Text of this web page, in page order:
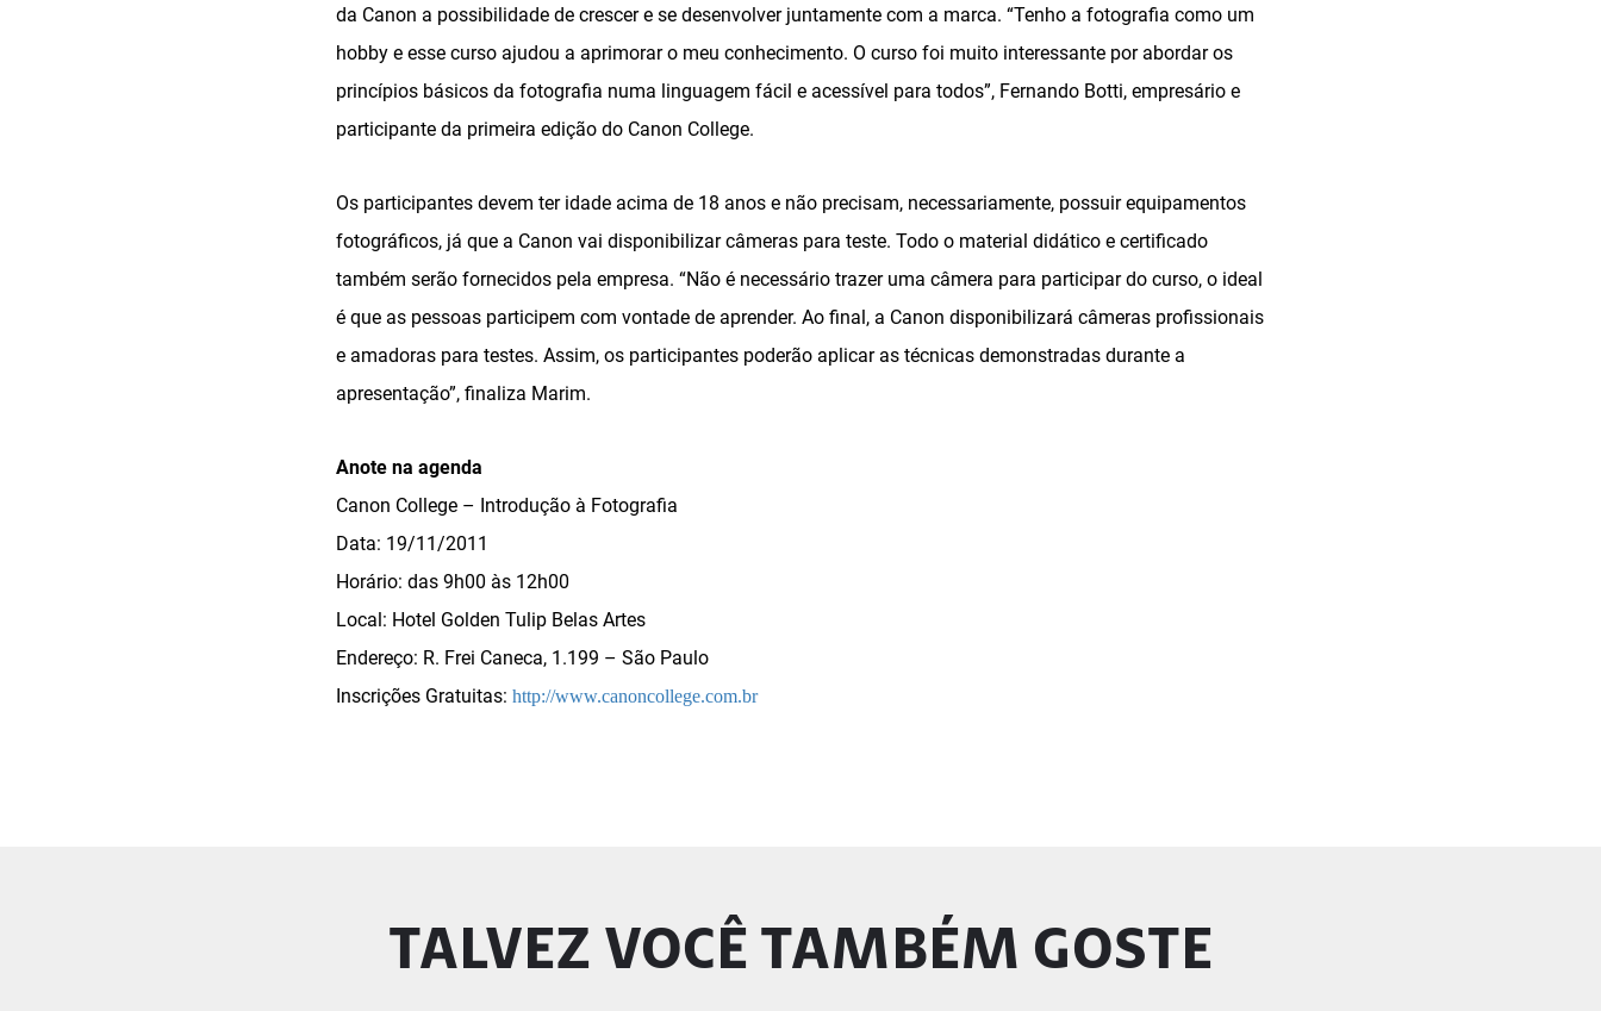
da Canon a possibilidade de crescer e se desenvolver juntamente com a marca. “Tenho a fotografia como um
hobby e esse curso ajudou a aprimorar o meu conhecimento. O curso foi muito interessante por abordar os
princípios básicos da fotografia numa linguagem fácil e acessível para todos”, Fernando Botti, empresário e
participante da primeira edição do Canon College.
Os participantes devem ter idade acima de 18 anos e não precisam, necessariamente, possuir equipamentos
fotográficos, já que a Canon vai disponibilizar câmeras para teste. Todo o material didático e certificado
também serão fornecidos pela empresa. “Não é necessário trazer uma câmera para participar do curso, o ideal
é que as pessoas participem com vontade de aprender. Ao final, a Canon disponibilizará câmeras profissionais
e amadoras para testes. Assim, os participantes poderão aplicar as técnicas demonstradas durante a
apresentação”, finaliza Marim.
Anote na agenda
Canon College – Introdução à Fotografia
Data: 19/11/2011
Horário: das 9h00 às 12h00
Local: Hotel Golden Tulip Belas Artes
Endereço: R. Frei Caneca, 1.199 – São Paulo
Inscrições Gratuitas: http://www.canoncollege.com.br
TALVEZ VOCÊ TAMBÉM GOSTE